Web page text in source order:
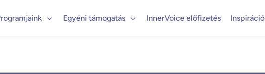
Egyéni támogatás InnerVoice előfizetés Inspiráció